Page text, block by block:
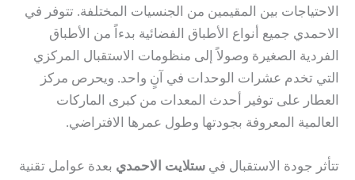
الاحتياجات بين المقيمين من الجنسيات المختلفة. تتوفر في
الاحمدي جميع أنواع الأطباق الفضائية بدءاً من الأطباق
الفردية الصغيرة وصولاً إلى منظومات الاستقبال المركزي
التي تخدم عشرات الوحدات في آنٍ واحد. ويحرص مركز
العطار على توفير أحدث المعدات من كبرى الماركات
العالمية المعروفة بجودتها وطول عمرها الافتراضي.
تتأثر جودة الاستقبال في ستلايت الاحمدي بعدة عوامل تقنية